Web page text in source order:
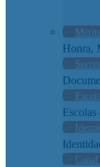
Honra,